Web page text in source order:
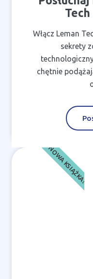
Włącz Leman
sekrety
chętnie
NOWA KSIĄŻKA!